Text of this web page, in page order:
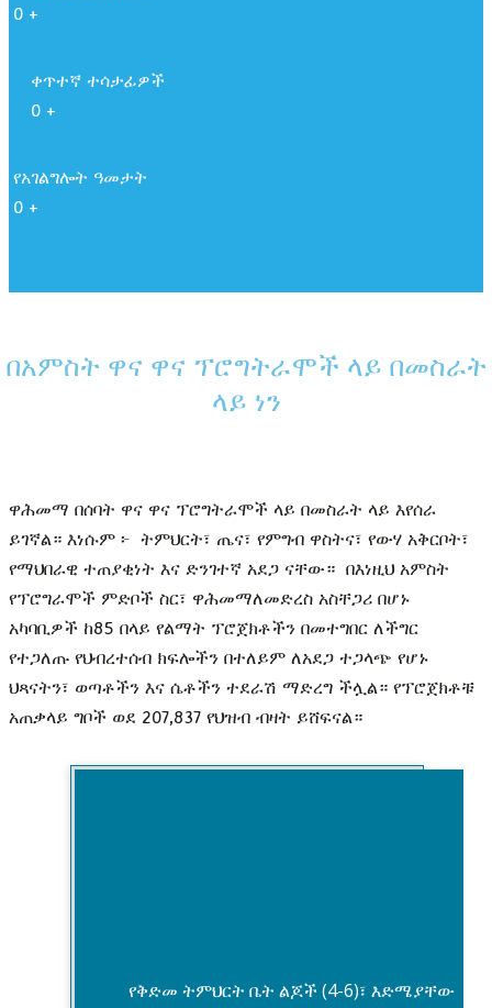
0 +
ቀጥተኛ ተሳታፊዎች
0 +
የአገልግሎት ዓመታት
0 +
በአምስት ዋና ዋና ፕሮግትራሞች ላይ በመስራት
ላይ ነን
ዋሕመማ በሰባት ዋና ዋና ፕሮግትራሞች ላይ በመስራት ላይ እየሰራ
ይገኛል። እነሱም ፦ ትምህርት፣ ጤና፣ የምግብ ዋስትና፣ የውሃ አቅርቦት፣
የማህበራዊ ተጠያቂነት እና ድንገተኛ አደጋ ናቸው። በእነዚህ አምስት
የፕሮግራሞች ምድቦች ስር፣ ዋሕመማለመድረስ አስቸጋሪ በሆኑ
አካባቢዎች ከ85 በላይ የልማት ፕሮጀክቶችን በመተግበር ለችግር
የተጋለጡ የህብረተሰብ ክፍሎችን በተለይም ለአደጋ ተጋላጭ የሆኑ
ህጻናትን፣ ወጣቶችን እና ሴቶችን ተደራሽ ማድረግ ችሏል። የፕሮጀክቶቹ
አጠቃላይ ግቦች ወደ 207,837 የህዝብ ብዛት ይሸፍናል።
የቅድመ ትምህርት ቤት ልጆች (4-6)፣ እድሜያቸው